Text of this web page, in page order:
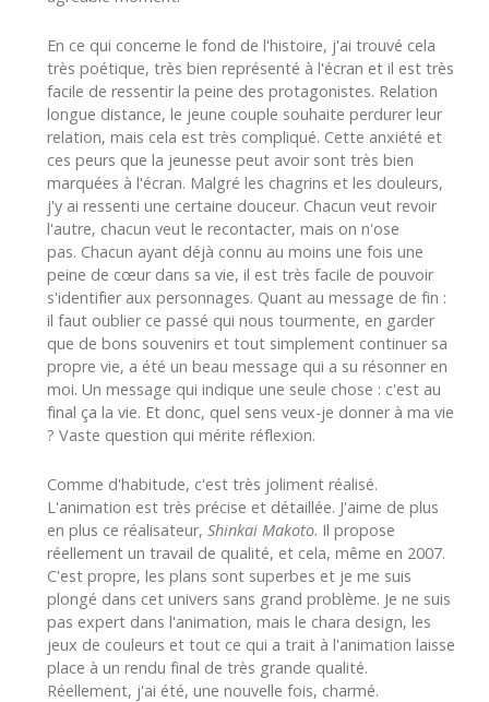
En ce qui concerne le fond de l'histoire, j'ai trouvé cela
très poétique, très bien représenté à l'écran et il est très
facile de ressentir la peine des protagonistes. Relation
longue distance, le jeune couple souhaite perdurer leur
relation, mais cela est très compliqué. Cette anxiété et
ces peurs que la jeunesse peut avoir sont très bien
marquées à l'écran. Malgré les chagrins et les douleurs,
j'y ai ressenti une certaine douceur. Chacun veut revoir
l'autre, chacun veut le recontacter, mais on n'ose
pas. Chacun ayant déjà connu au moins une fois une
peine de cœur dans sa vie, il est très facile de pouvoir
s'identifier aux personnages. Quant au message de fin :
il faut oublier ce passé qui nous tourmente, en garder
que de bons souvenirs et tout simplement continuer sa
propre vie, a été un beau message qui a su résonner en
moi. Un message qui indique une seule chose : c'est au
final ça la vie. Et donc, quel sens veux-je donner à ma vie
? Vaste question qui mérite réflexion.
Comme d'habitude, c'est très joliment réalisé.
L'animation est très précise et détaillée. J'aime de plus
en plus ce réalisateur, Shinkai Makoto. Il propose
réellement un travail de qualité, et cela, même en 2007.
C'est propre, les plans sont superbes et je me suis
plongé dans cet univers sans grand problème. Je ne suis
pas expert dans l'animation, mais le chara design, les
jeux de couleurs et tout ce qui a trait à l'animation laisse
place à un rendu final de très grande qualité.
Réellement, j'ai été, une nouvelle fois, charmé.